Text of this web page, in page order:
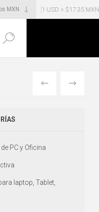
1 USD = $17.35 MXN
ANTERIOR
PC y Oficina
laptop, Tablet,